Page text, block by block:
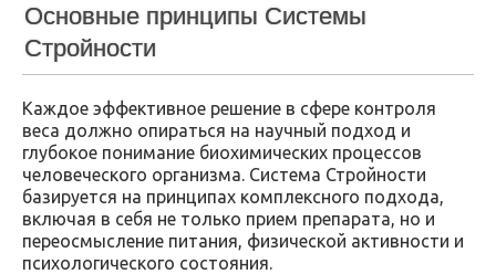
Основные принципы Системы
Стройности
Каждое эффективное решение в сфере контроля
веса должно опираться на научный подход и
глубокое понимание биохимических процессов
человеческого организма. Система Стройности
базируется на принципах комплексного подхода,
включая в себя не только прием препарата, но и
переосмысление питания, физической активности и
психологического состояния.